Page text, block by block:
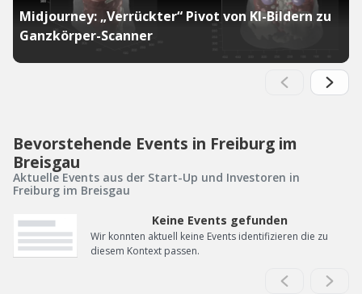
Midjourney: „Verrückter“ Pivot von KI-Bildern zu
Ganzkörper-Scanner
Bevorstehende Events in Freiburg im
Breisgau
Aktuelle Events aus der Start-Up und Investoren in
Freiburg im Breisgau
Keine Events gefunden
Wir konnten aktuell keine Events identifizieren die zu
diesem Kontext passen.